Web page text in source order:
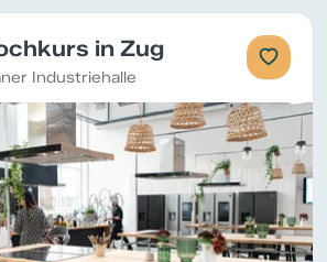
in Zug
Industriehalle